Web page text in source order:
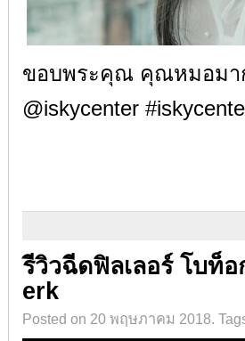
ขอบพระคุณ คุณหมอมา
@iskycenter #
รีวิวฉีดฟิลเลอร์ โบท็
erk
Posted on 20 พฤษภาคม 2018.